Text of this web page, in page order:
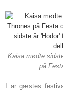
Kaisa mødte
på
I år gæstes